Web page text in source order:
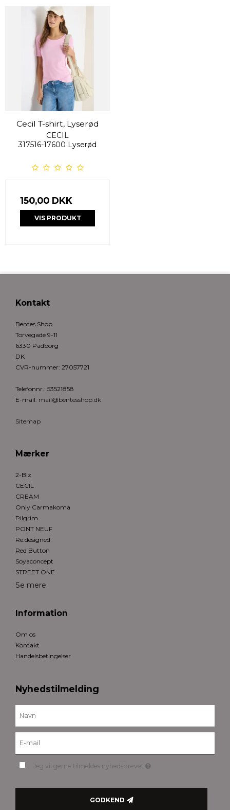
Cecil T-shirt, Lyserød
CECIL
317516-17600 Lyserød
150,00 DKK
VIS PRODUKT
Kontakt
Bentes Shop
Torvegade 9-11
6330 Padborg
DK
CVR-nummer: 27057721
Telefonnr.: 53521858
E-mail: mail@bentesshop.dk
Sitemap
Mærker
2-Biz
CECIL
CREAM
Only Carmakoma
Pilgrim
PONT NEUF
Re:designed
Red Button
Soyaconcept
STREET ONE
Se mere
Information
Om os
Kontakt
Handelsbetingelser
Nyhedstilmelding
Jeg vil gerne tilmeldes nyhedsbrevet
GODKEND